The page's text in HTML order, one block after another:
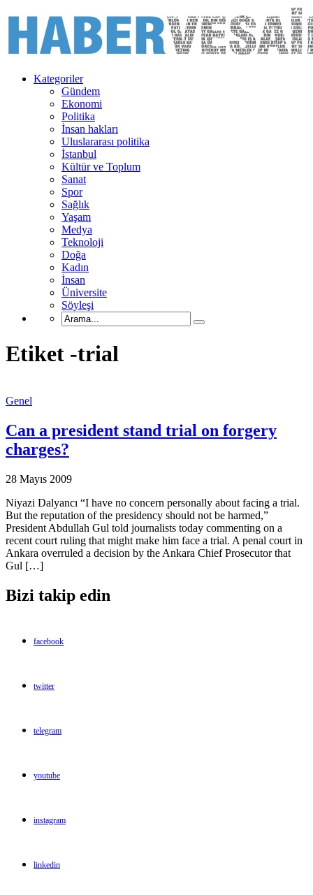
Kategoriler
Gündem
Ekonomi
Politika
İnsan hakları
Uluslararası politika
İstanbul
Kültür ve Toplum
Sanat
Spor
Sağlık
Yaşam
Medya
Teknoloji
Doğa
Kadın
İnsan
Üniversite
Söyleşi
Etiket -trial
Genel
Can a president stand trial on forgery
charges?
28 Mayıs 2009
Niyazi Dalyancı “I have no concern personally about facing a trial.
But the reputation of the presidency should not be harmed,”
President Abdullah Gul told journalists today commenting on a
recent court ruling that might make him face a trial. A penal court in
Ankara overruled a decision by the Ankara Chief Prosecutor that
Gul […]
Bizi takip edin
facebook
twitter
telegram
youtube
instagram
linkedin